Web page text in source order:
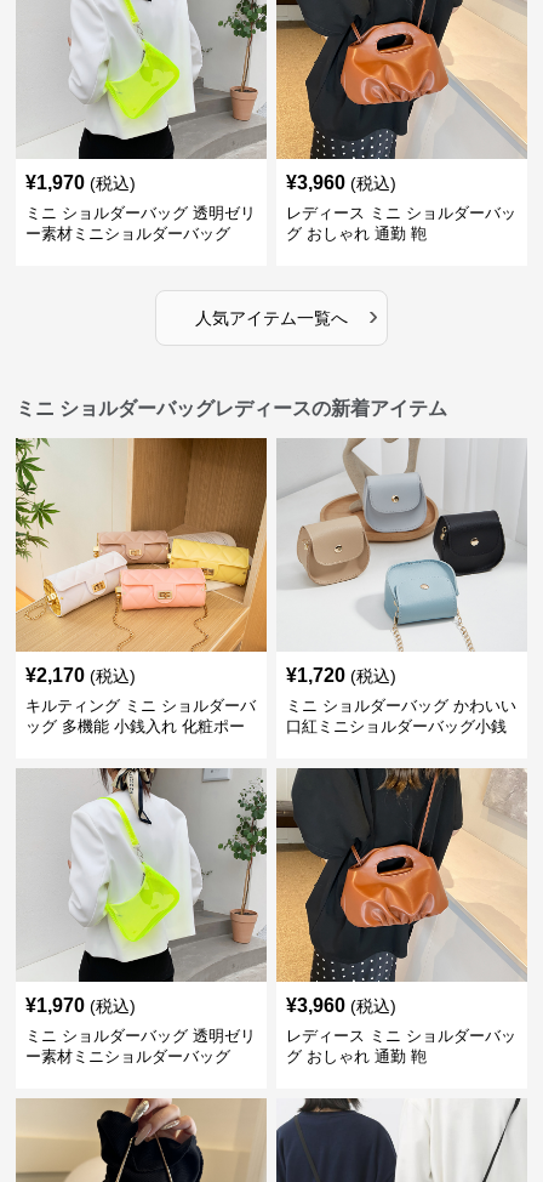
¥1,970 (税込)
ミニ ショルダーバッグ 透明ゼリ
ー素材ミニショルダーバッグ
¥3,960 (税込)
レディース ミニ ショルダーバッ
グ おしゃれ 通勤 鞄
人気アイテム一覧へ ›
ミニ ショルダーバッグレディースの新着アイテム
¥2,170 (税込)
キルティング ミニ ショルダーバ
ッグ 多機能 小銭入れ 化粧ポー
¥1,720 (税込)
ミニ ショルダーバッグ かわいい
口紅ミニショルダーバッグ小銭
¥1,970 (税込)
ミニ ショルダーバッグ 透明ゼリ
ー素材ミニショルダーバッグ
¥3,960 (税込)
レディース ミニ ショルダーバッ
グ おしゃれ 通勤 鞄